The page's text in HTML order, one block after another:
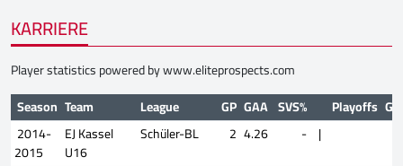
KARRIERE
Player statistics powered bywww.eliteprospects.com
Season Team League GP GAA SVS% Playoffs GP
2014-
2015
EJ Kassel
U16
Schüler-BL 2 4.26 - |